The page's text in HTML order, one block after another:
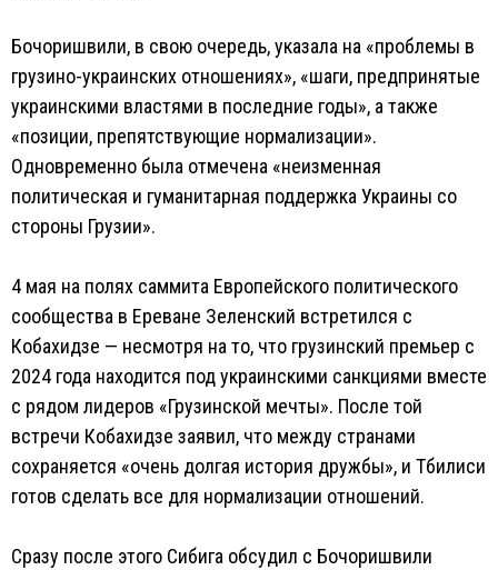
Бочоришвили, в свою очередь, указала на «проблемы в
грузино-украинских отношениях», «шаги, предпринятые
украинскими властями в последние годы», а также
«позиции, препятствующие нормализации».
Одновременно была отмечена «неизменная
политическая и гуманитарная поддержка Украины со
стороны Грузии».
4 мая на полях саммита Европейского политического
сообщества в Ереване Зеленский встретился с
Кобахидзе — несмотря на то, что грузинский премьер с
2024 года находится под украинскими санкциями вместе
с рядом лидеров «Грузинской мечты». После той
встречи Кобахидзе заявил, что между странами
сохраняется «очень долгая история дружбы», и Тбилиси
готов сделать все для нормализации отношений.
Сразу после этого Сибига обсудил с Бочоришвили